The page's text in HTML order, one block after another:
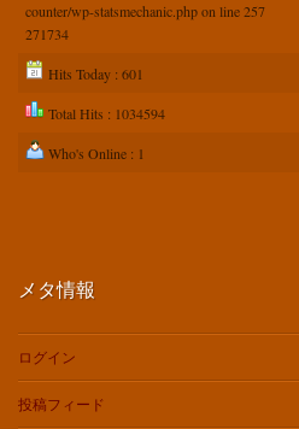
counter/wp-statsmechanic.phpon line257
271734
Hits Today : 601
Total Hits : 1034594
Who's Online : 1
メタ情報
ログイン
投稿フィード